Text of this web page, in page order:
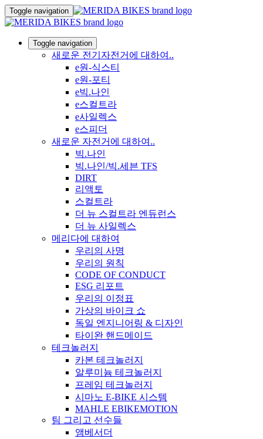
Toggle navigation
Toggle navigation
새로운 전기자전거에 대하여..
e원-식스티
e원-포티
e빅.나인
e스컬트라
e사일렉스
e스피더
새로운 자전거에 대하여..
빅.나인
빅.나인/빅.세븐 TFS
DIRT
리액토
스컬트라
더 뉴 스컬트라 엔듀런스
더 뉴 사일렉스
메리다에 대하여
우리의 사명
우리의 원칙
CODE OF CONDUCT
ESG 리포트
우리의 이정표
가상의 바이크 쇼
독일 엔지니어링 & 디자인
타이완 핸드메이드
테크놀러지
카본 테크놀러지
알루미늄 테크놀러지
프레임 테크놀러지
시마노 E-BIKE 시스템
MAHLE EBIKEMOTION
팀 그리고 선수들
앰베서더